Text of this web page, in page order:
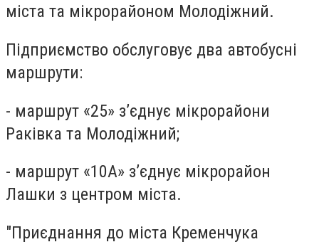
міста та мікрорайоном Молодіжний.
Підприємство обслуговує два автобусні
маршрути:
- маршрут «25» з’єднує мікрорайони
Раківка та Молодіжний;
- маршрут «10А» з’єднує мікрорайон
Лашки з центром міста.
"Приєднання до міста Кременчука